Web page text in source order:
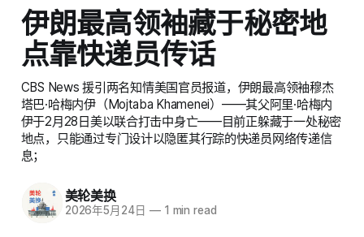
伊朗最高领袖藏于秘密地
点靠快递员传话
CBS News 援引两名知情美国官员报道，伊朗最高领袖穆杰
塔巴·哈梅内伊（Mojtaba Khamenei）——其父阿里·哈梅内
伊于2月28日美以联合打击中身亡——目前正躲藏于一处秘密
地点，只能通过专门设计以隐匿其行踪的快递员网络传递信
息；
美轮美换
2026年5月24日 —1 min read